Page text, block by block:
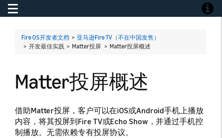
Toggle navigation
Fire OS开发者文档 > 亚马逊Fire TV（不在中国发售）
> 开发最佳实践 > Matter投屏 > Matter投屏概述
Matter投屏概述
借助Matter投屏，客户可以在iOS或Android手机上播放
内容，将其投屏到Fire TV或Echo Show，并通过手机控
制播放。无需依赖专有投屏协议。